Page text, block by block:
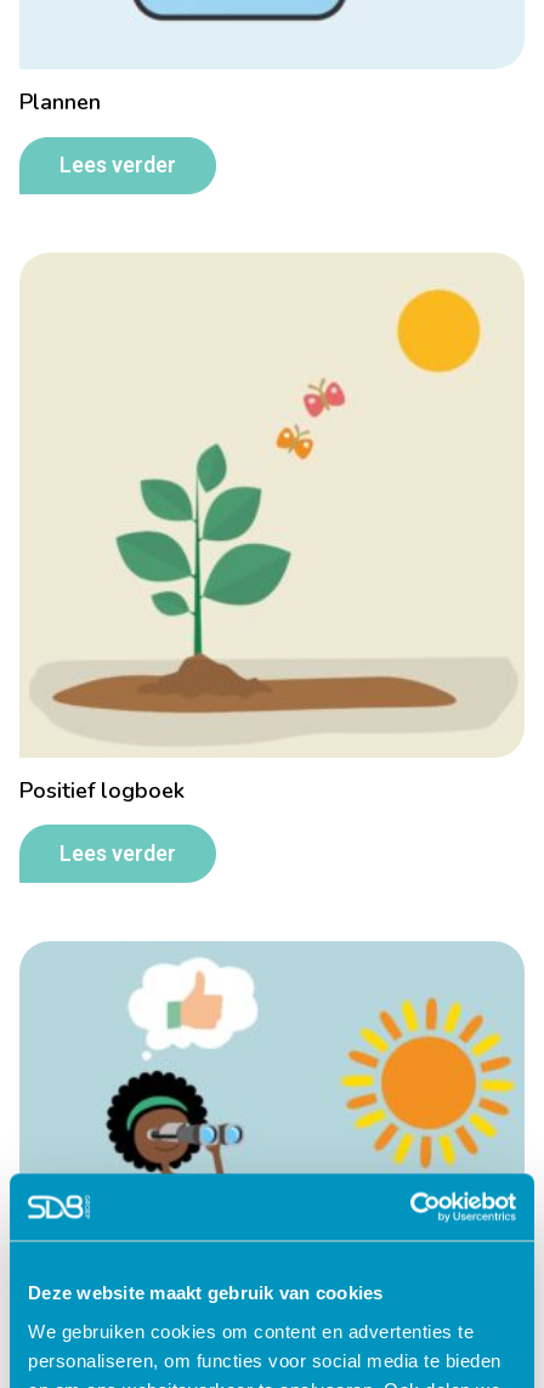
Deze website maakt gebruik van cookies
We gebruiken cookies om content en advertenties te
personaliseren, om functies voor social media te bieden
Plannen
Lees verder
Positief logboek
Lees verder